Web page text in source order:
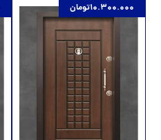
10.300.000تومان